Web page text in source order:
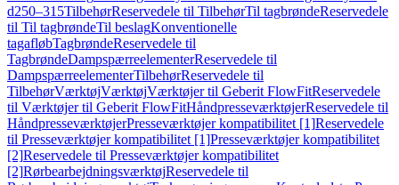
d250–315TilbehørReservedele til TilbehørTil tagbrøndeReservedele
til Til tagbrøndeTil beslagKonventionelle
tagafløbTagbrøndeReservedele til
TagbrøndeDampspærreelementerReservedele til
DampspærreelementerTilbehørReservedele til
TilbehørVærktøjVærktøjVærktøjer til Geberit FlowFitReservedele
til Værktøjer til Geberit FlowFitHåndpresseværktøjerReservedele til
HåndpresseværktøjerPresseværktøjer kompatibilitet [1]Reservedele
til Presseværktøjer kompatibilitet [1]Presseværktøjer kompatibilitet
[2]Reservedele til Presseværktøjer kompatibilitet
[2]RørbearbejdningsværktøjReservedele til